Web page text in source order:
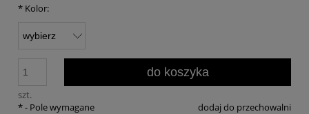
* Kolor:
szt.
do koszyka
dodaj do przechowalni
*- Pole wymagane